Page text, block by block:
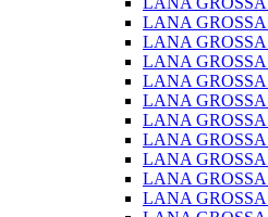
LANA
LANA
LANA
LANA
LANA
LANA
LANA
LANA
LANA
LANA